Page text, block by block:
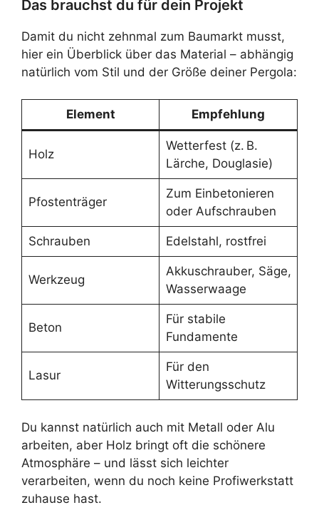
Das brauchst du für dein Projekt
Damit du nicht zehnmal zum Baumarkt musst,
hier ein Überblick über das Material – abhängig
natürlich vom Stil und der Größe deiner Pergola:
Element Empfehlung
Holz
Wetterfest (z. B.
Lärche, Douglasie)
Pfostenträger
Zum Einbetonieren
oder Aufschrauben
Schrauben Edelstahl, rostfrei
Werkzeug
Akkuschrauber, Säge,
Wasserwaage
Beton
Für stabile
Fundamente
Lasur
Für den
Witterungsschutz
Du kannst natürlich auch mit Metall oder Alu
arbeiten, aber Holz bringt oft die schönere
Atmosphäre – und lässt sich leichter
verarbeiten, wenn du noch keine Profiwerkstatt
zuhause hast.